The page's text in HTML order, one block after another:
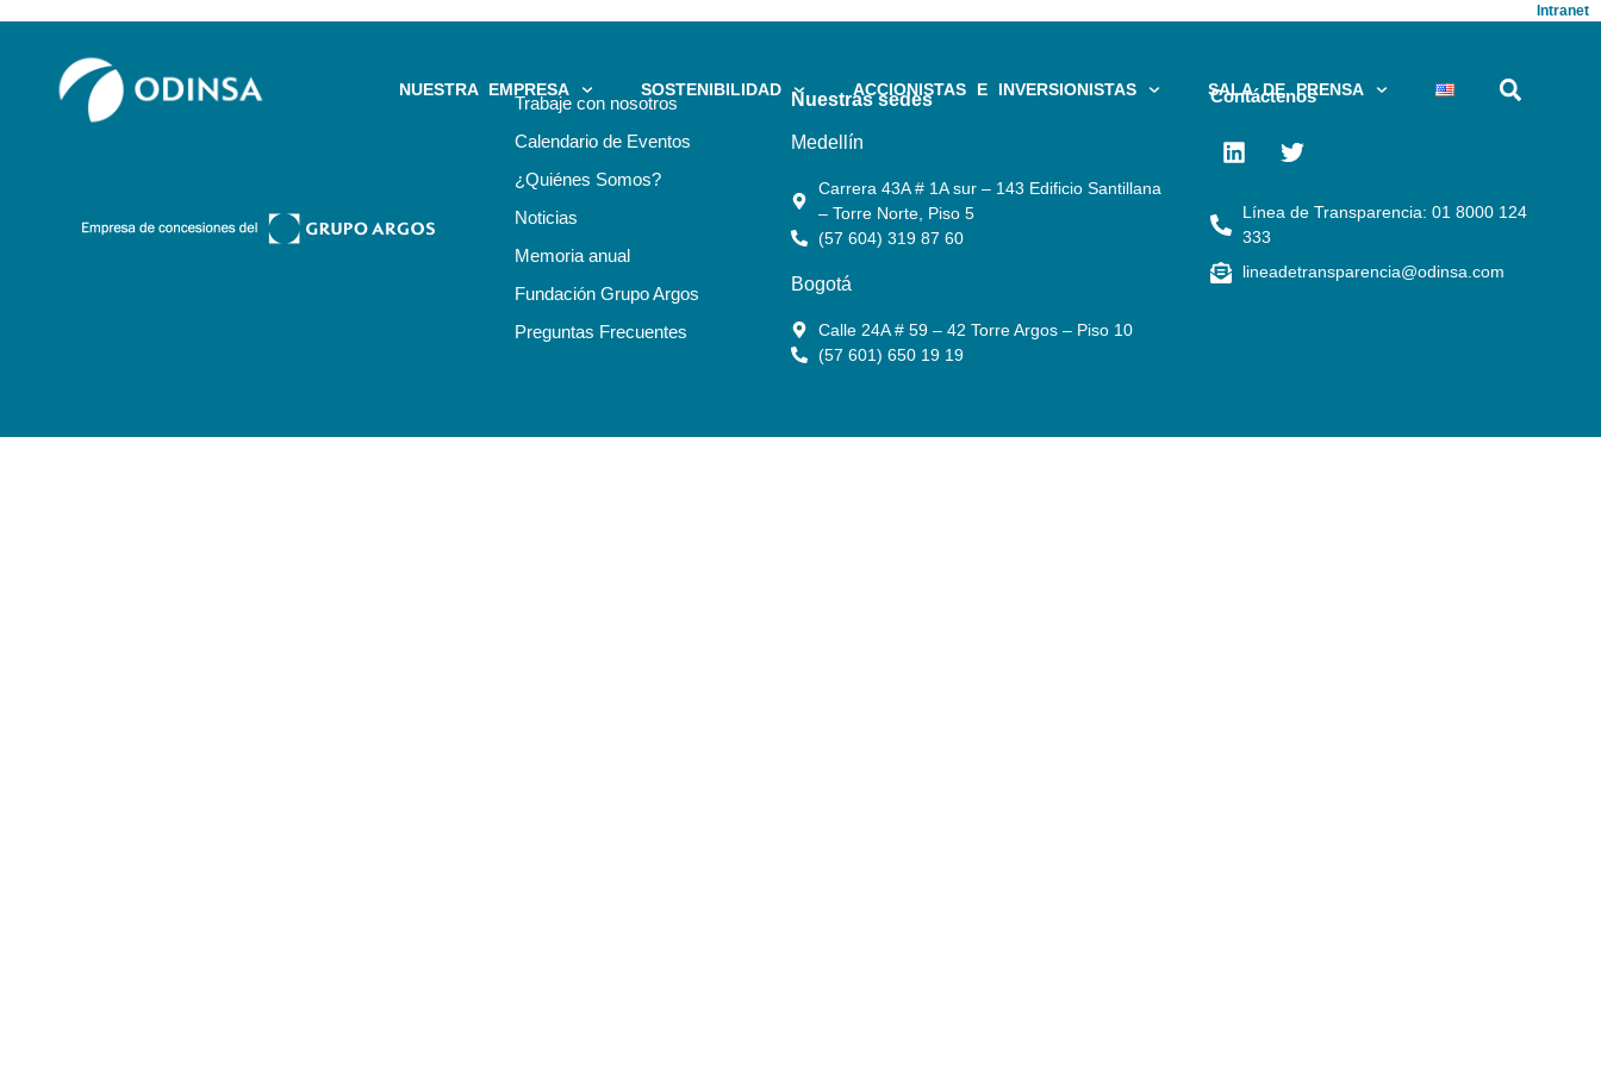
Intranet
NUESTRA EMPRESA SOSTENIBILIDAD ACCIONISTAS E INVERSIONISTAS SALA DE PRENSA
Trabaje con nosotros
Calendario de Eventos
¿Quiénes Somos?
Noticias
Memoria anual
Fundación Grupo Argos
Preguntas Frecuentes
Nuestras sedes
Medellín
Carrera 43A # 1A sur – 143 Edificio Santillana
– Torre Norte, Piso 5
(57 604) 319 87 60
Bogotá
Calle 24A # 59 – 42 Torre Argos – Piso 10
(57 601) 650 19 19
Contáctenos
Línea de Transparencia: 01 8000 124
333
lineadetransparencia@odinsa.com